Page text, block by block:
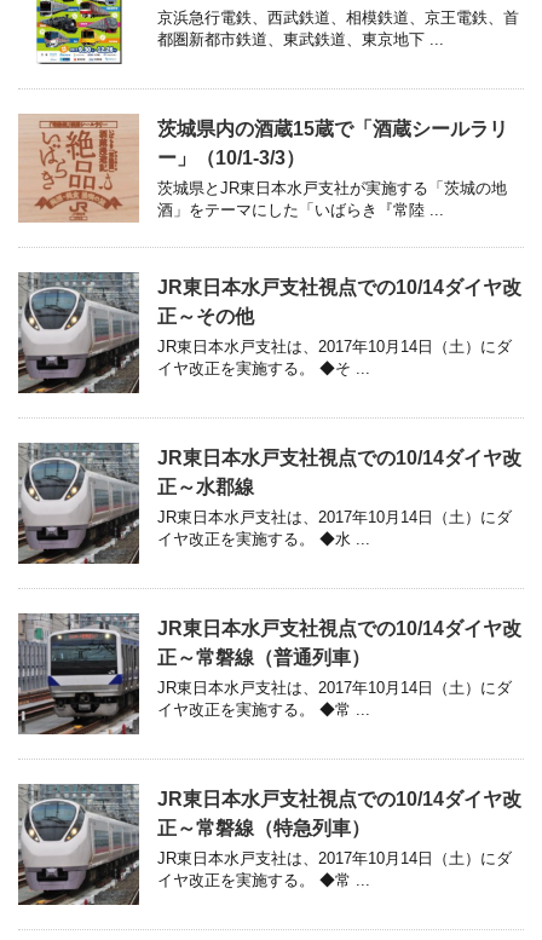
京浜急行電鉄、西武鉄道、相模鉄道、京王電鉄、首
都圏新都市鉄道、東武鉄道、東京地下 ...
茨城県内の酒蔵15蔵で「酒蔵シールラリ
ー」（10/1-3/3）
茨城県とJR東日本水戸支社が実施する「茨城の地
酒」をテーマにした「いばらき『常陸 ...
JR東日本水戸支社視点での10/14ダイヤ改
正～その他
JR東日本水戸支社は、2017年10月14日（土）にダ
イヤ改正を実施する。 ◆そ ...
JR東日本水戸支社視点での10/14ダイヤ改
正～水郡線
JR東日本水戸支社は、2017年10月14日（土）にダ
イヤ改正を実施する。 ◆水 ...
JR東日本水戸支社視点での10/14ダイヤ改
正～常磐線（普通列車）
JR東日本水戸支社は、2017年10月14日（土）にダ
イヤ改正を実施する。 ◆常 ...
JR東日本水戸支社視点での10/14ダイヤ改
正～常磐線（特急列車）
JR東日本水戸支社は、2017年10月14日（土）にダ
イヤ改正を実施する。 ◆常 ...